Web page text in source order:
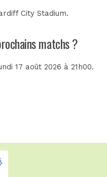
City Stadium.
matchs ?
17 août 2026 à 21h00.